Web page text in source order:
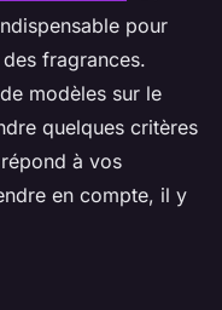
pour
fragrances.
modèles sur le
quelques critères
à vos
en compte, il y